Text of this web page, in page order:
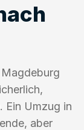
Ein Umzug in
aber